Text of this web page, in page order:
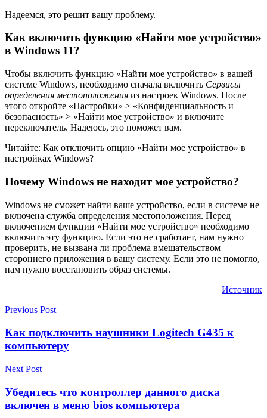
Надеемся, это решит вашу проблему.
Как включить функцию «Найти мое устройство»
в Windows 11?
Чтобы включить функцию «Найти мое устройство» в вашей
системе Windows, необходимо сначала включить Сервисы
определения местоположения из настроек Windows. После
этого откройте «Настройки» > «Конфиденциальность и
безопасность» > «Найти мое устройство» и включите
переключатель. Надеюсь, это поможет вам.
Читайте: Как отключить опцию «Найти мое устройство» в
настройках Windows?
Почему Windows не находит мое устройство?
Windows не сможет найти ваше устройство, если в системе не
включена служба определения местоположения. Перед
включением функции «Найти мое устройство» необходимо
включить эту функцию. Если это не сработает, нам нужно
проверить, не вызвана ли проблема вмешательством
стороннего приложения в вашу систему. Если это не помогло,
нам нужно восстановить образ системы.
Источник
Previous Post
Как подключить наушники Logitech G435 к
компьютеру
Next Post
Убедитесь что контроллер данного диска
включен в меню bios компьютера